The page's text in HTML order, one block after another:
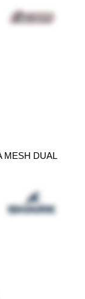
MESH DUAL